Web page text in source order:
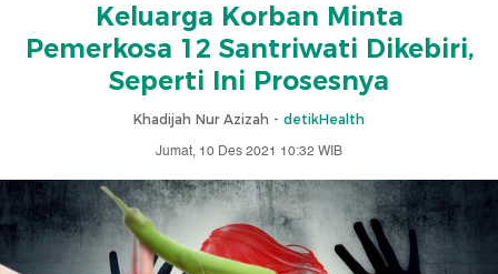
Keluarga Korban Minta
Pemerkosa 12 Santriwati Dikebiri,
Seperti Ini Prosesnya
Khadijah Nur Azizah - detikHealth
Jumat, 10 Des 2021 10:32 WIB